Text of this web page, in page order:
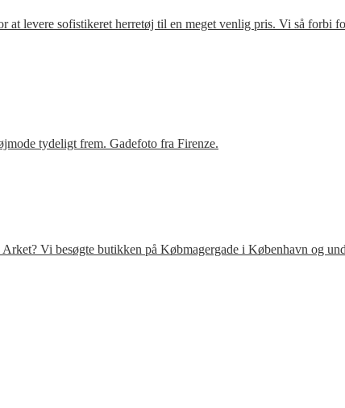
levere sofistikeret herretøj til en meget venlig pris. Vi så forbi
tydeligt frem. Gadefoto fra Firenze.
Vi besøgte butikken på Købmagergade i København og